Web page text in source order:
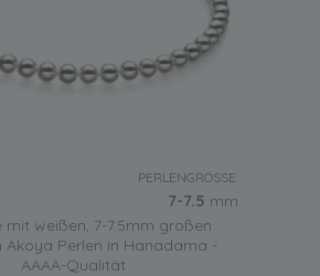
PERLENGRÖSSE:
7-7.5 mm
mit weißen, 7-7.5mm großen
Akoya Perlen in Hanadama -
AAAA-Qualität